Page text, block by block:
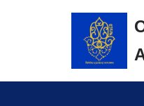
contenu